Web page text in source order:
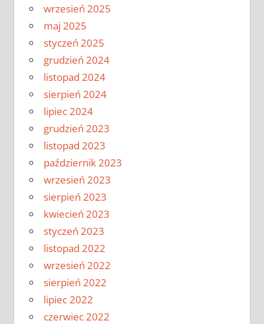
wrzesień 2025
maj 2025
styczeń 2025
grudzień 2024
listopad 2024
sierpień 2024
lipiec 2024
grudzień 2023
listopad 2023
październik 2023
wrzesień 2023
sierpień 2023
kwiecień 2023
styczeń 2023
listopad 2022
wrzesień 2022
sierpień 2022
lipiec 2022
czerwiec 2022